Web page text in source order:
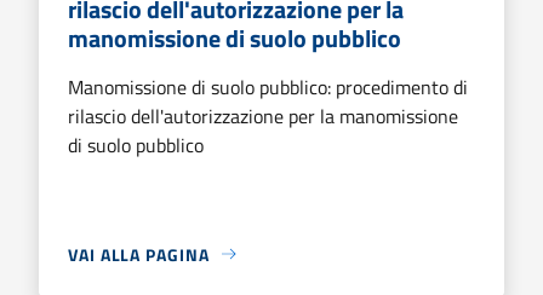
rilascio dell'autorizzazione per la
manomissione di suolo pubblico
Manomissione di suolo pubblico: procedimento di
rilascio dell'autorizzazione per la manomissione
di suolo pubblico
VAI ALLA PAGINA